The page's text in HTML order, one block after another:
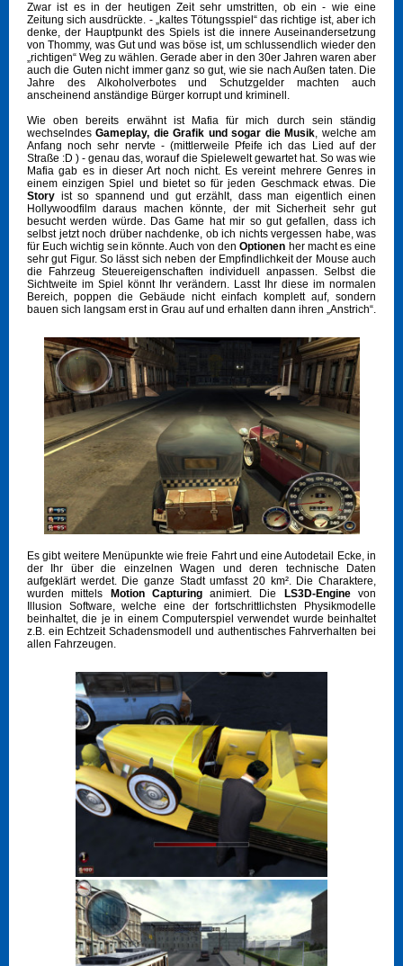
Zwar ist es in der heutigen Zeit sehr umstritten, ob ein - wie eine
Zeitung sich ausdrückte. - „kaltes Tötungsspiel“ das richtige ist, aber ich
denke, der Hauptpunkt des Spiels ist die innere Auseinandersetzung
von Thommy, was Gut und was böse ist, um schlussendlich wieder den
„richtigen“ Weg zu wählen. Gerade aber in den 30er Jahren waren aber
auch die Guten nicht immer ganz so gut, wie sie nach Außen taten. Die
Jahre des Alkoholverbotes und Schutzgelder machten auch
anscheinend anständige Bürger korrupt und kriminell.
Wie oben bereits erwähnt ist Mafia für mich durch sein ständig
wechselndesGameplay, die Grafik und sogar die Musik, welche am
Anfang noch sehr nervte - (mittlerweile Pfeife ich das Lied auf der
Straße :D ) - genau das, worauf die Spielewelt gewartet hat. So was wie
Mafia gab es in dieser Art noch nicht. Es vereint mehrere Genres in
einem einzigen Spiel und bietet so für jeden Geschmack etwas. Die
Story ist so spannend und gut erzählt, dass man eigentlich einen
Hollywoodfilm daraus machen könnte, der mit Sicherheit sehr gut
besucht werden würde. Das Game hat mir so gut gefallen, dass ich
selbst jetzt noch drüber nachdenke, ob ich nichts vergessen habe, was
für Euch wichtig sein könnte. Auch von denOptionen her macht es eine
sehr gut Figur. So lässt sich neben der Empfindlichkeit der Mouse auch
die Fahrzeug Steuereigenschaften individuell anpassen. Selbst die
Sichtweite im Spiel könnt Ihr verändern. Lasst Ihr diese im normalen
Bereich, poppen die Gebäude nicht einfach komplett auf, sondern
bauen sich langsam erst in Grau auf und erhalten dann ihren „Anstrich“.
Es gibt weitere Menüpunkte wie freie Fahrt und eine Autodetail Ecke, in
der Ihr über die einzelnen Wagen und deren technische Daten
aufgeklärt werdet. Die ganze Stadt umfasst 20 km². Die Charaktere,
wurden mittels
Motion Capturinganimiert. Die LS3D-Enginevon
Illusion Software, welche eine der fortschrittlichsten Physikmodelle
beinhaltet, die je in einem Computerspiel verwendet wurde beinhaltet
z.B. ein Echtzeit Schadensmodell und authentisches Fahrverhalten bei
allen Fahrzeugen.